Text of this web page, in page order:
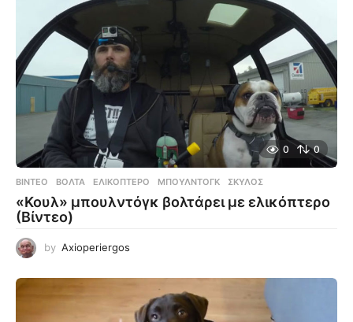
0 0
ΒΊΝΤΕΟ ΒΌΛΤΑ ,ΕΛΙΚΌΠΤΕΡΟ ,ΜΠΟΥΛΝΤΌΓΚ ,ΣΚΎΛΟΣ
«Κουλ» μπουλντόγκ βολτάρει με ελικόπτερο
(Βίντεο)
by Axioperiergos